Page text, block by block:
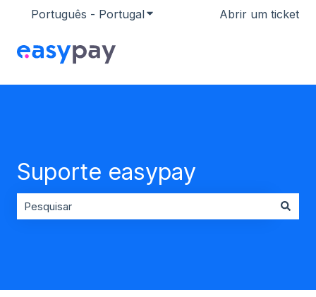
Português - PortugalMostrar submenu para
Abrir um ticket
Suporte easypay